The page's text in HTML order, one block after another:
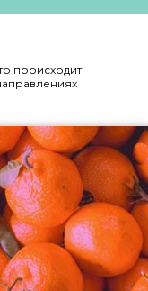
происходит